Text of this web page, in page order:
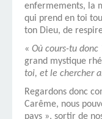
enfermements, la
qui prend en toi
ton Dieu, de
« Où cours-tu donc
grand mystique
toi, et le chercher
Regardons donc
Carême, nous
pays », sortir de